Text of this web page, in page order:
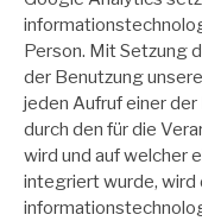
Person. Mit Setzung
der Benutzung
jeden Aufruf einer
durch den für die
wird und auf welcher
integriert wurde,